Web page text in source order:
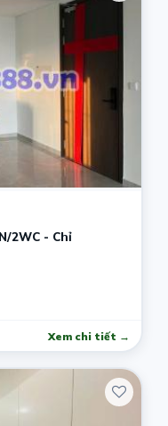
2WC - Chỉ
Xem chi tiết →